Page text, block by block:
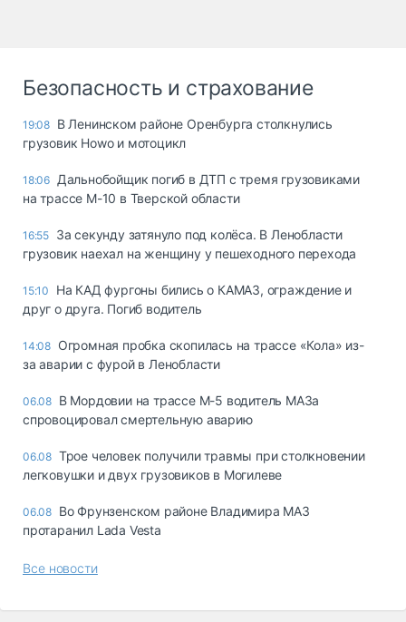
Безопасность и страхование
19:08 В Ленинском районе Оренбурга столкнулись
грузовик Howo и мотоцикл
18:06 Дальнобойщик погиб в ДТП с тремя грузовиками
на трассе М-10 в Тверской области
16:55 За секунду затянуло под колёса. В Ленобласти
грузовик наехал на женщину у пешеходного перехода
15:10
На КАД фургоны бились о КАМАЗ, ограждение и
друг о друга. Погиб водитель
14:08 Огромная пробка скопилась на трассе «Кола» из-
за аварии с фурой в Ленобласти
06.08 В Мордовии на трассе М-5 водитель МАЗа
спровоцировал смертельную аварию
06.08 Трое человек получили травмы при столкновении
легковушки и двух грузовиков в Могилеве
06.08 Во Фрунзенском районе Владимира МАЗ
протаранил Lada Vesta
Все новости